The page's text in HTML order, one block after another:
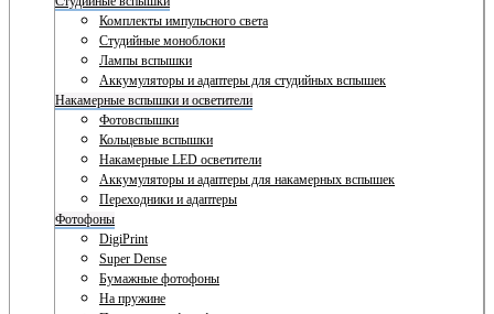
Комплекты импульсного света
Студийные моноблоки
Лампы вспышки
Аккумуляторы и адаптеры для студийных вспышек
Накамерные вспышки и осветители
Фотовспышки
Кольцевые вспышки
Накамерные LED осветители
Аккумуляторы и адаптеры для накамерных вспышек
Переходники и адаптеры
Фотофоны
DigiPrint
Super Dense
Бумажные фотофоны
На пружине